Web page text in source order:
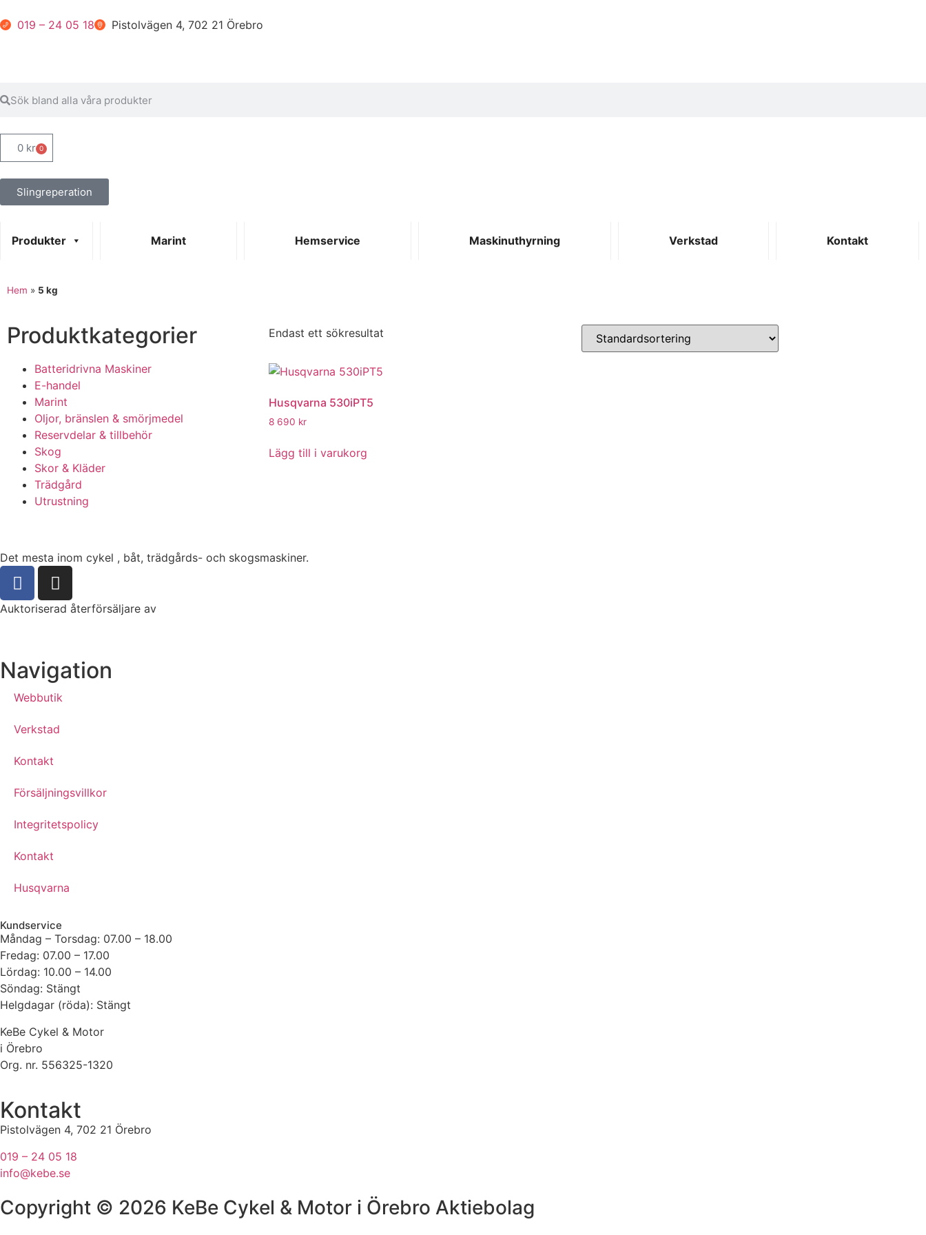
019 – 24 05 18 Pistolvägen 4, 702 21 Örebro
0 kr 0
Slingreperation
Produkter Marint Hemservice Maskinuthyrning Verkstad Kontakt
Hem » 5 kg
Produktkategorier​
Batteridrivna Maskiner
E-handel
Marint
Oljor, bränslen & smörjmedel
Reservdelar & tillbehör
Skog
Skor & Kläder
Trädgård
Utrustning
Endast ett sökresultat
Husqvarna 530iPT5
8 690 kr
Lägg till i varukorg
Det mesta inom cykel , båt, trädgårds- och skogsmaskiner.
Auktoriserad återförsäljare av
Navigation
Webbutik
Verkstad
Kontakt
Försäljningsvillkor
Integritetspolicy
Kontakt
Husqvarna
Kundservice
Måndag – Torsdag: 07.00 – 18.00
Fredag: 07.00 – 17.00
Lördag: 10.00 – 14.00
Söndag: Stängt
Helgdagar (röda): Stängt
KeBe Cykel & Motor
i Örebro
Org. nr. 556325-1320
Kontakt
Pistolvägen 4, 702 21 Örebro
019 – 24 05 18
info@kebe.se
Copyright © 2026 KeBe Cykel & Motor i Örebro Aktiebolag